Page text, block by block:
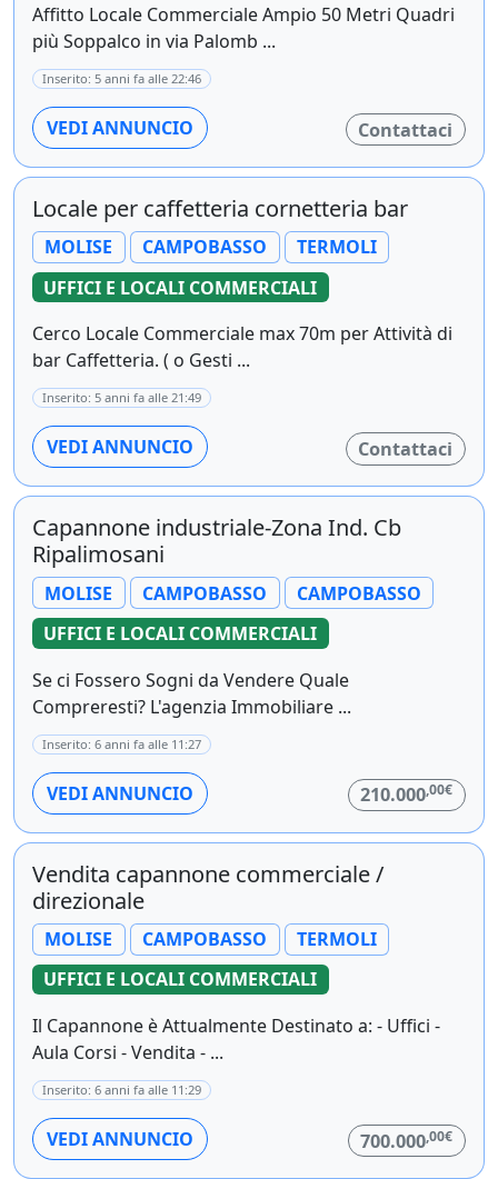
Affitto Locale Commerciale Ampio 50 Metri Quadri
più Soppalco in via Palomb ...
Inserito: 5 anni fa alle 22:46
VEDI ANNUNCIO Contattaci
Locale per caffetteria cornetteria bar
MOLISE CAMPOBASSO
TERMOLI
UFFICI E LOCALI COMMERCIALI
Cerco Locale Commerciale max 70m per Attività di
bar Caffetteria. ( o Gesti ...
Inserito: 5 anni fa alle 21:49
VEDI ANNUNCIO Contattaci
Capannone industriale-Zona Ind. Cb
Ripalimosani
MOLISE CAMPOBASSO
CAMPOBASSO
UFFICI E LOCALI COMMERCIALI
Se ci Fossero Sogni da Vendere Quale
Compreresti? L'agenzia Immobiliare ...
Inserito: 6 anni fa alle 11:27
VEDI ANNUNCIO 210.000,00€
Vendita capannone commerciale /
direzionale
MOLISE CAMPOBASSO
TERMOLI
UFFICI E LOCALI COMMERCIALI
Il Capannone è Attualmente Destinato a: - Uffici -
Aula Corsi - Vendita - ...
Inserito: 6 anni fa alle 11:29
VEDI ANNUNCIO 700.000,00€